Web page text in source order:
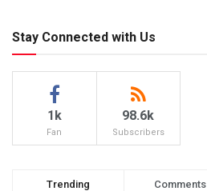
Stay Connected with Us
1k
Fan
98.6k
Subscribers
Trending Comments